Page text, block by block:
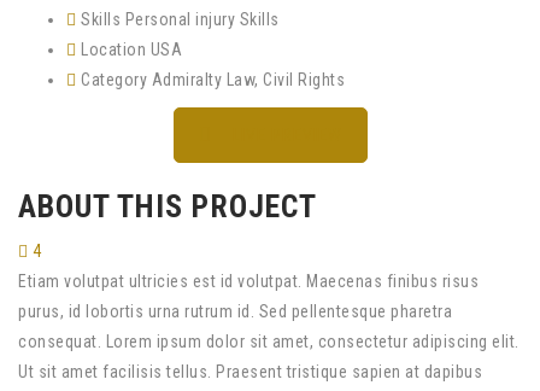
Skills Personal injury Skills
Location USA
Category Admiralty Law, Civil Rights
ABOUT THIS PROJECT
4
Etiam volutpat ultricies est id volutpat. Maecenas finibus risus
purus, id lobortis urna rutrum id. Sed pellentesque pharetra
consequat. Lorem ipsum dolor sit amet, consectetur adipiscing elit.
Ut sit amet facilisis tellus. Praesent tristique sapien at dapibus